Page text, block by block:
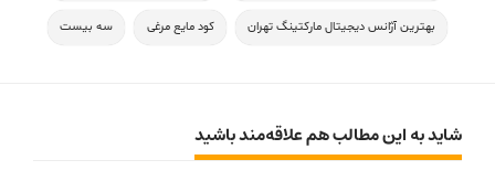
بهترین آژانس دیجیتال مارکتینگ تهران کود مایع مرغی سه بیست
شاید به این مطالب هم علاقه‌مند باشید